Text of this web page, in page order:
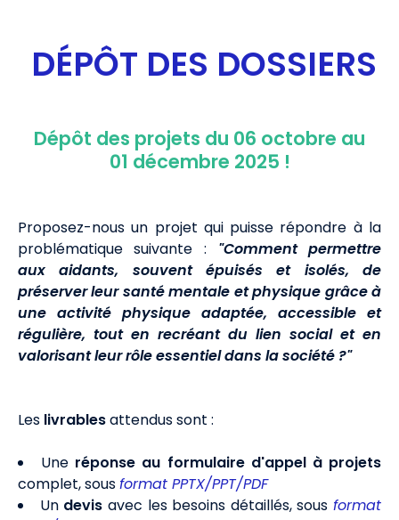
DÉPÔT DES DOSSIERS
Dépôt des projets du 06 octobre au
01 décembre 2025 !
Proposez-nous un projet qui puisse répondre à la
problématique suivante :
"Comment permettre
aux aidants, souvent épuisés et isolés, de
préserver leur santé mentale et physique grâce à
une activité physique adaptée, accessible et
régulière, tout en recréant du lien social et en
valorisant leur rôle essentiel dans la société ?"
Les livrablesattendus sont :
Une réponse au formulaire d'appel à projets
complet, sousformat PPTX/PPT/PDF
Undevis avec les besoins détaillés, sous format